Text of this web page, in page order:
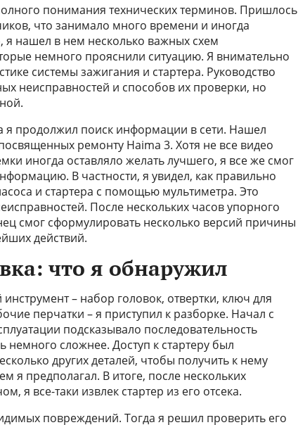
понимания технических терминов. Пришлось
что занимало много времени и иногда
нашел в нем несколько важных схем
немного прояснили ситуацию. Я внимательно
системы зажигания и стартера. Руководство
неисправностей и способов их проверки, но
я продолжил поиск информации в сети. Нашел
ремонту Haima 3. Хотя не все видео
иногда оставляло желать лучшего, я все же смог
В частности, я увидел, как правильно
и стартера с помощью мультиметра. Это
После нескольких часов упорного
смог сформулировать несколько версий причины
действий.
что я обнаружил
– набор головок, отвертки, ключ для
перчатки – я приступил к разборке. Начал с
подсказывало последовательность
немного сложнее. Доступ к стартеру был
других деталей, чтобы получить к нему
я предполагал. В итоге, после нескольких
я все-таки извлек стартер из его отсека.
повреждений. Тогда я решил проверить его